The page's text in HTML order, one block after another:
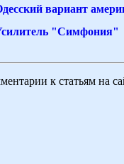
вариант
"Симфония"
к статьям на